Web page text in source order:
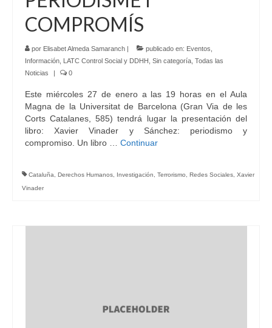
COMPROMÍS
por Elisabet Almeda Samaranch | publicado en: Eventos
Información LATC Control Social y DDHH Sin categoría Todas las
Noticias
| 0
Este miércoles 27 de enero a las 19 horas en el Aula
Magna de la Universitat de Barcelona (Gran Via de les
Corts Catalanes, 585) tendrá lugar la presentación del
libro: Xavier Vinader y Sánchez: periodismo y
compromiso. Un libro … Continuar
Cataluña Derechos Humanos Investigación Terrorismo Redes Sociales Xavier
Vinader